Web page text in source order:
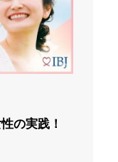
の実践！